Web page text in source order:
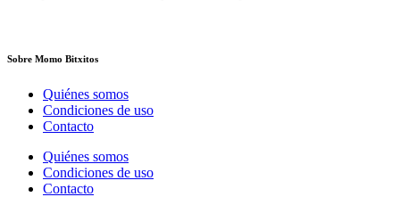
Sobre Momo Bitxitos
Quiénes somos
Condiciones de uso
Contacto
Quiénes somos
Condiciones de uso
Contacto